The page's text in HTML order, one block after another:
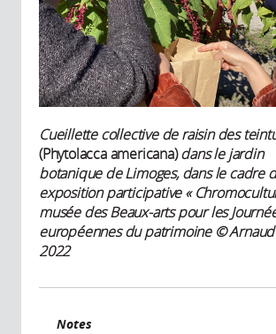
Cueillette collective de raisin des
(Phytolacca americana)dans le jardin
botanique de Limoges, dans le cadre
exposition participative «
musée des Beaux-arts pour les
européennes du patrimoine ©
2022
Notes